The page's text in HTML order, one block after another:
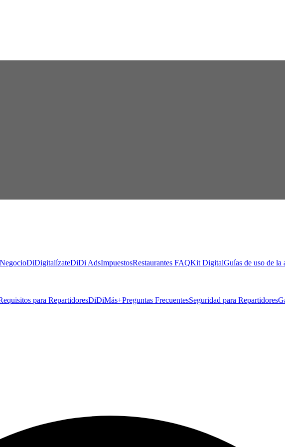
DiDigitalízateDiDi AdsImpuestosRestaurantes FAQKit DigitalGuías de uso de la
para RepartidoresDiDiMás+Preguntas FrecuentesSeguridad para Repartidores